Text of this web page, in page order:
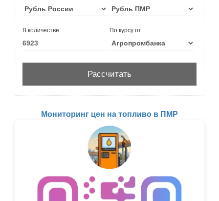
В количестве По курсу от
Мониторинг цен на топливо в ПМР